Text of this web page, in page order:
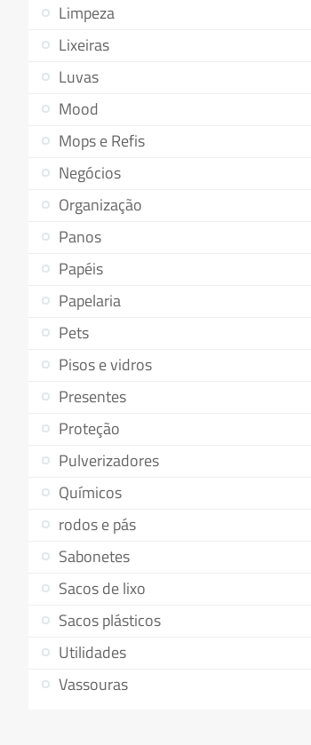
Limpeza
Lixeiras
Luvas
Mood
Mops e Refis
Negócios
Organização
Panos
Papéis
Papelaria
Pets
Pisos e vidros
Presentes
Proteção
Pulverizadores
Químicos
rodos e pás
Sabonetes
Sacos de lixo
Sacos plásticos
Utilidades
Vassouras